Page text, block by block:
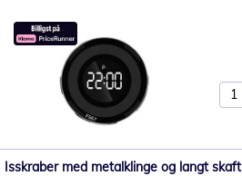
Isskraber med metalklinge og langt skaft